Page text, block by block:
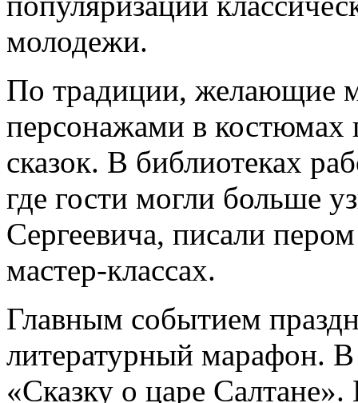
молодежи.
По традиции, желающие
персонажами в костюмах
сказок. В библиотеках
где гости могли больше
Сергеевича, писали
мастер-классах.
Главным событием
литературный марафон. В
«Сказку о царе